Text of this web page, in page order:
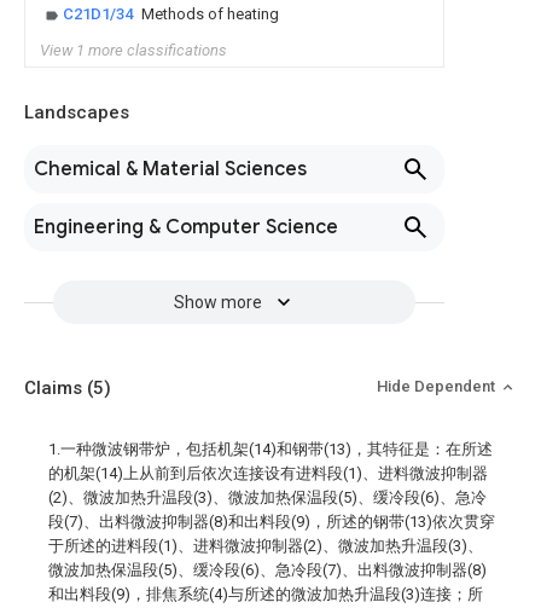
C21D1/34 Methods of heating
View 1 more classifications
Landscapes
Chemical & Material Sciences
Engineering & Computer Science
Show more
Claims (5) Hide Dependent
1.一种微波钢带炉，包括机架(14)和钢带(13)，其特征是：在所述
的机架(14)上从前到后依次连接设有进料段(1)、进料微波抑制器
(2)、微波加热升温段(3)、微波加热保温段(5)、缓冷段(6)、急冷
段(7)、出料微波抑制器(8)和出料段(9)，所述的钢带(13)依次贯穿
于所述的进料段(1)、进料微波抑制器(2)、微波加热升温段(3)、
微波加热保温段(5)、缓冷段(6)、急冷段(7)、出料微波抑制器(8)
和出料段(9)，排焦系统(4)与所述的微波加热升温段(3)连接；所